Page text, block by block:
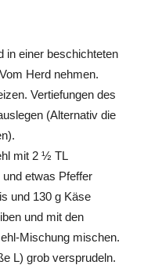
in einer beschichteten
Herd nehmen.
Vertiefungen des
(Alternativ die
mit 2 ½ TL
etwas Pfeffer
und 130 g Käse
und mit den
Mischung mischen.
L) grob versprudeln.